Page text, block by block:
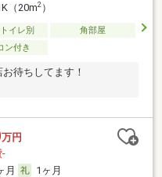
（20m2）
イレ別
角部屋
ン付き
待ちしてます！
万円
-
月
1ヶ月